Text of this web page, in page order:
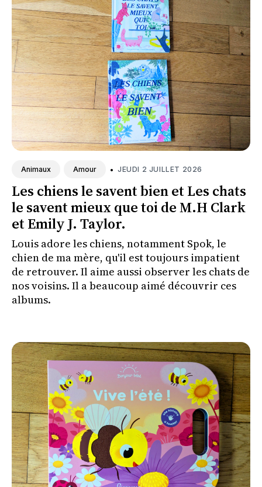
Animaux Amour • JEUDI 2 JUILLET 2026
Les chiens le savent bien et Les chats
le savent mieux que toi de M.H Clark
et Emily J. Taylor.
Louis adore les chiens, notamment Spok, le
chien de ma mère, qu'il est toujours impatient
de retrouver. Il aime aussi observer les chats de
nos voisins. Il a beaucoup aimé découvrir ces
albums.